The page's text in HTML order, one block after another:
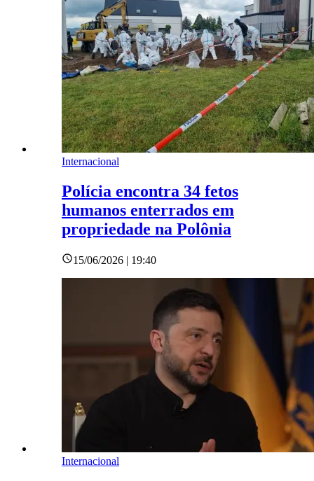
Internacional
Polícia encontra 34 fetos
humanos enterrados em
propriedade na Polônia
15/06/2026 | 19:40
Internacional